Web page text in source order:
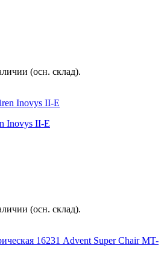
(осн. склад).
Inovys II-E
(осн. склад).